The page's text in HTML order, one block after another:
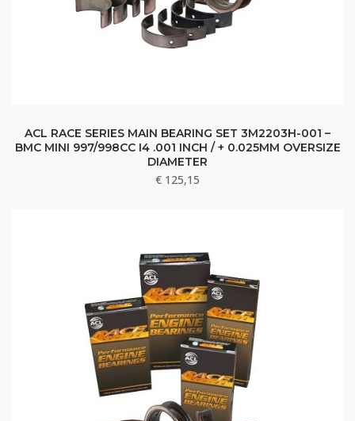
ACL RACE SERIES MAIN BEARING SET 3M2203H-001 –
BMC MINI 997/998CC I4 .001 INCH / + 0.025MM OVERSIZE
DIAMETER
€ 125,15